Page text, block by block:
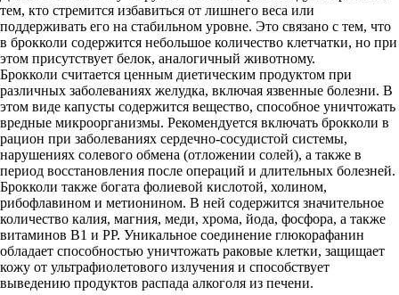
тем, кто стремится избавиться от лишнего веса или
поддерживать его на стабильном уровне. Это связано с тем, что
в брокколи содержится небольшое количество клетчатки, но при
этом присутствует белок, аналогичный животному.
Брокколи считается ценным диетическим продуктом при
различных заболеваниях желудка, включая язвенные болезни. В
этом виде капусты содержится вещество, способное уничтожать
вредные микроорганизмы. Рекомендуется включать брокколи в
рацион при заболеваниях сердечно-сосудистой системы,
нарушениях солевого обмена (отложении солей), а также в
период восстановления после операций и длительных болезней.
Брокколи также богата фолиевой кислотой, холином,
рибофлавином и метионином. В ней содержится значительное
количество калия, магния, меди, хрома, йода, фосфора, а также
витаминов В1 и РР. Уникальное соединение глюкорафанин
обладает способностью уничтожать раковые клетки, защищает
кожу от ультрафиолетового излучения и способствует
выведению продуктов распада алкоголя из печени.